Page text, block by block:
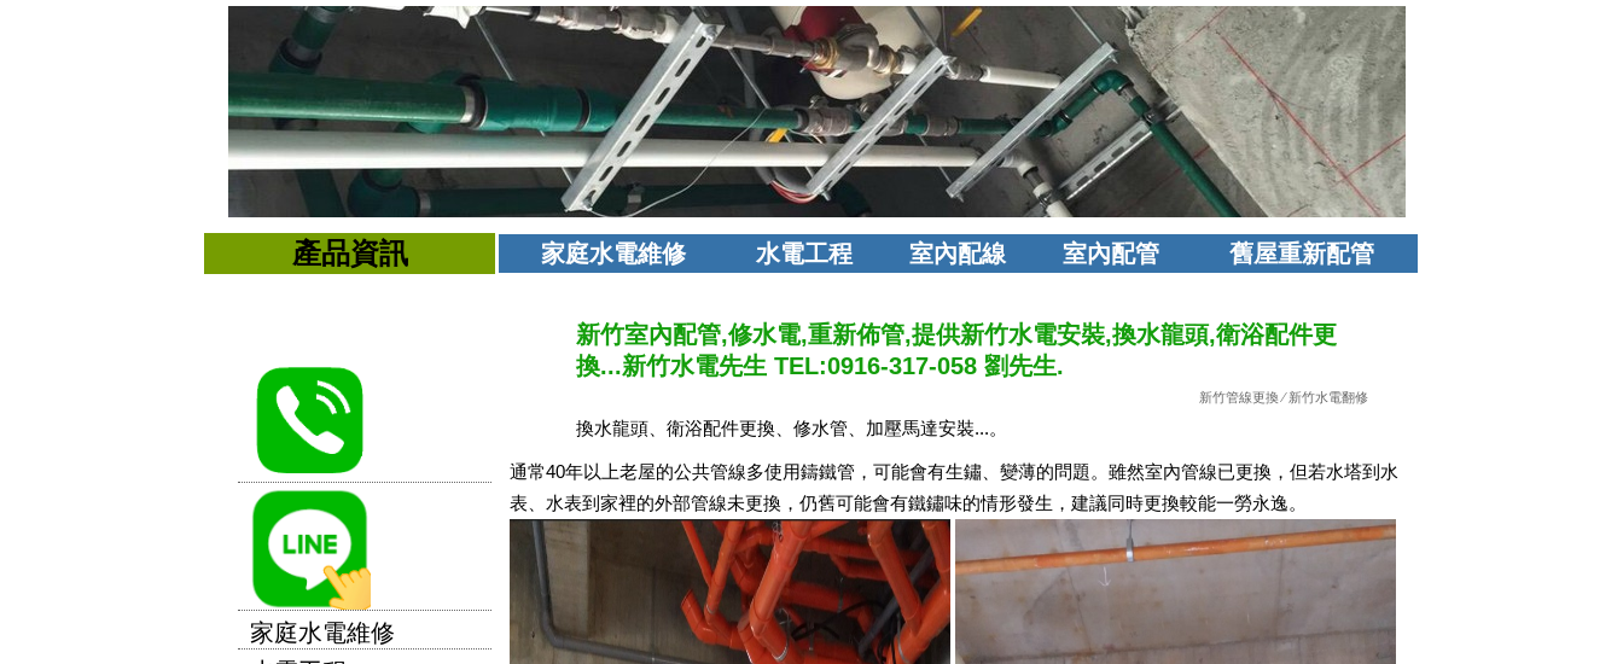
產品資訊 家庭水電維修 水電工程 室內配線 室內配管 舊屋重新配管
家庭水電維修
新竹室內配管,修水電,重新佈管,提供新竹水電安裝,換水龍頭,衛浴配件更
換...新竹水電先生 TEL:0916-317-058 劉先生.
新竹管線更換⁄新竹水電翻修
換水龍頭、衛浴配件更換、修水管、加壓馬達安裝...。
通常40年以上老屋的公共管線多使用鑄鐵管，可能會有生鏽、變薄的問題。雖然室內管線已更換，但若水塔到水
表、水表到家裡的外部管線未更換，仍舊可能會有鐵鏽味的情形發生，建議同時更換較能一勞永逸。